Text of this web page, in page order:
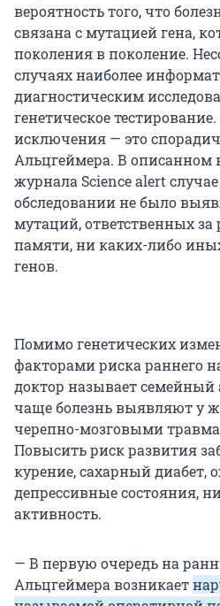
вероятность того, что
связана с мутацией гена,
поколения в поколение.
случаях наиболее
диагностическим
генетическое
исключения — это
Альцгеймера. В описанном
журнала Science alert
обследовании не было
мутаций, ответственных за
памяти, ни каких-либо
генов.
Помимо генетических
факторами риска раннего
доктор называет семейный
чаще болезнь выявляют у
черепно-мозговыми
Повысить риск развития
курение, сахарный диабет,
депрессивные состояния,
активность.
— В первую очередь на
Альцгеймера возникает